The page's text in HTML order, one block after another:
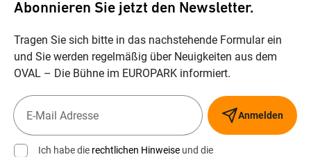
Abonnieren Sie jetzt den Newsletter.
Tragen Sie sich bitte in das nachstehende Formular ein
und Sie werden regelmäßig über Neuigkeiten aus dem
OVAL – Die Bühne im EUROPARK informiert.
Anmelden
Ich habe die rechtlichen Hinweise und die